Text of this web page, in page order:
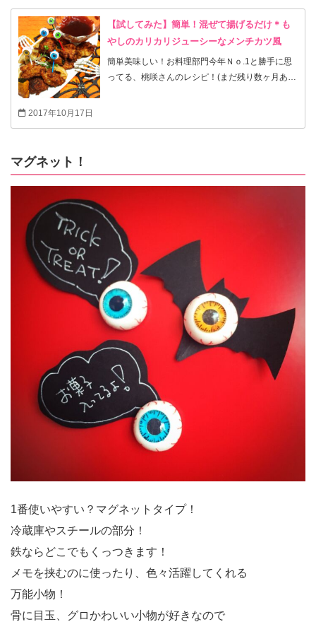
【試してみた】簡単！混ぜて揚げるだけ＊も
やしのカリカリジューシーなメンチカツ風
簡単美味しい！お料理部門今年Ｎｏ.1と勝手に思
ってる、桃咲さんのレシピ！(まだ残り数ヶ月あり
た(^-^)/(michiカエルより感謝を込めて！) 滅多に
い、作りたくなくても、毎日作らないといけな
い… メッチャ忙しくて、あ〜〜っもう、今日は作
りたくないなぁ(-｡-;って時に、このレシピに出合
い！ モヤシと豚コマを混ぜて揚げるだけ！しか
も、丸めなくてもいい!(スプーンですくってテキ
トーに入れる方がザクザク感が程よくていい加減
が美味しくなるって、凄い！)(^-^)/ 焼肉のタレ
が、いい感じに下味になっていて（≧∇≦） ヤバ
い！モヤシ早く食べなきゃ傷んじゃう！って時に
も、モヤシ臭さもなくいい感じに…（≧∇≦） この
レシピに出会ってから、焼肉のタレを常備するよ
うになりました！色んな隠し味に使える優れも
の！ そのままや塩だけでも食べれるし、ケチャッ
プソースを少しつけると更に美味しさUP！(我が
家は、ケチャップ、ソース、ポン酢を1体1体1で
混ぜてチンしたソースを使ってます)これはお好み
ったりだと思います！ 写真ではよくわかんないと
も、付け合わせています！ お料理プロのもちパパ
さんも絶賛！な(もちパパさんのつくレポもご覧く
ー！伝わるかなぁ？)(^^;;このレシピ投稿からだい
ぶ経つので、すでに作られた方も多いと思います
2017年10月17日
マグネット！
1番使いやすい？マグネットタイプ！
冷蔵庫やスチールの部分！
鉄ならどこでもくっつきます！
メモを挟むのに使ったり、色々活躍してくれる
万能小物！
骨に目玉、グロかわいい小物が好きなので